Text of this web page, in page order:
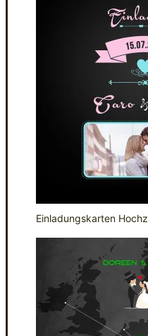
Einladungskarten